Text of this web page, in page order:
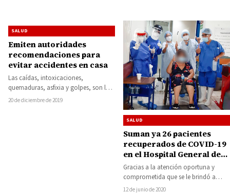
SALUD
Emiten autoridades
recomendaciones para
evitar accidentes en casa
Las caídas, intoxicaciones,
quemaduras, asfixia y golpes, son los
accidentes más frecuentes en casa y
20 de diciembre de 2019
SALUD
Suman ya 26 pacientes
recuperados de COVID-19
en el Hospital General de
LC
Gracias a la atención oportuna y
comprometida que se le brindó a
mujer de 46 años con diagnóstico…
12 de junio de 2020